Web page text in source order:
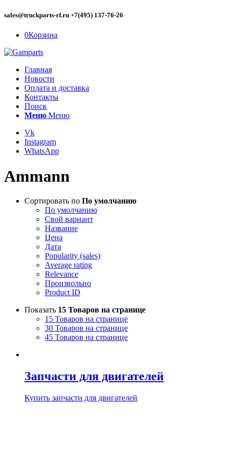
sales@truckparts-rf.ru +7(495) 137-76-26
0Корзина
Главная
Новости
Оплата и доставка
Контакты
Поиск
Меню Меню
Vk
Instagram
WhatsApp
Ammann
Сортировать по По умолчанию
По умолчанию
Свой вариант
Название
Цена
Дата
Popularity (sales)
Average rating
Relevance
Произвольно
Product ID
Показать 15 Товаров на странице
15 Товаров на странице
30 Товаров на странице
45 Товаров на странице
Запчасти для двигателей
Купить запчасти для двигателей